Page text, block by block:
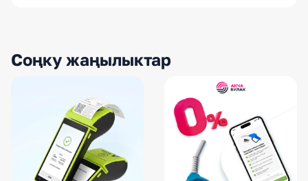
Соңку жаңылыктар